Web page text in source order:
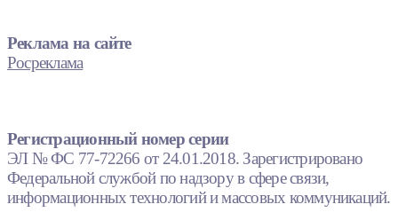
Реклама на сайте
Росреклама
Регистрационный номер серии
ЭЛ № ФС 77-72266 от 24.01.2018. Зарегистрировано
Федеральной службой по надзору в сфере связи,
информационных технологий и массовых коммуникаций.